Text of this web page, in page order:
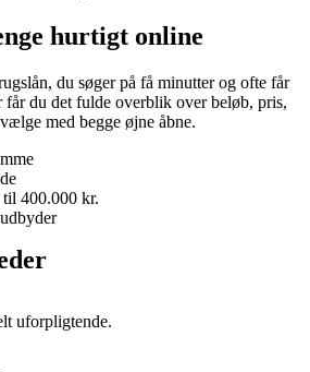
hurtigt online
du søger på få minutter og ofte får
får du det fulde overblik over beløb, pris,
med begge øjne åbne.
400.000 kr.
uforpligtende.